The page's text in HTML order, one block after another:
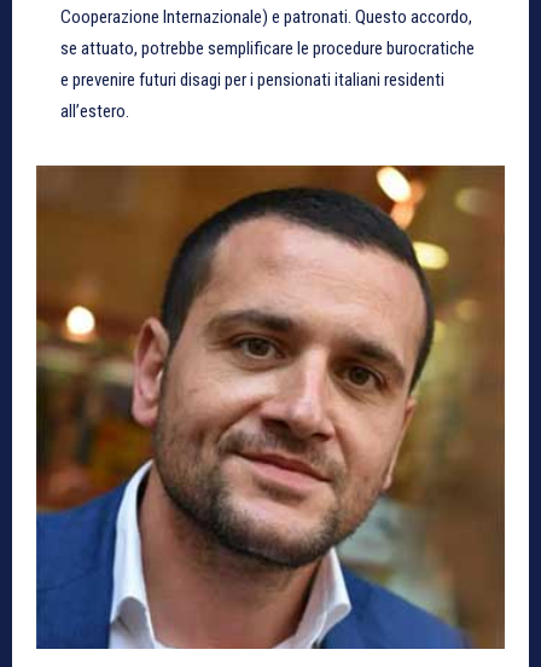
Cooperazione Internazionale) e patronati. Questo accordo,
se attuato, potrebbe semplificare le procedure burocratiche
e prevenire futuri disagi per i pensionati italiani residenti
all’estero.